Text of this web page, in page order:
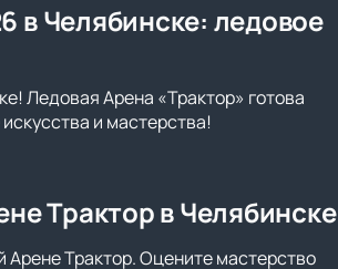
в Челябинске: ледовое
Ледовая Арена «Трактор» готова
и мастерства!
Трактор в Челябинске
Трактор. Оцените мастерство